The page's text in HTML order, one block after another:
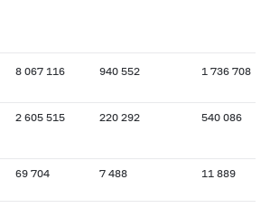
8 067 116 940 552 1 736 708
2 605 515 220 292 540 086
69 704 7 488 11 889